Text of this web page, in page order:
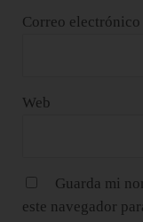
Correo electrónico
Web
Guarda mi
este navegador